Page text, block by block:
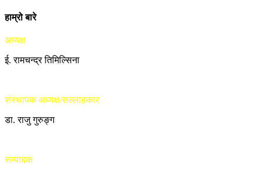
हाम्रो बारे
अध्यक्ष
ई. रामचन्द्र तिमिल्सिना
संस्थापक अध्यक्ष/सल्लाहकार
डा. राजु गुरुङ्ग
सम्पादक